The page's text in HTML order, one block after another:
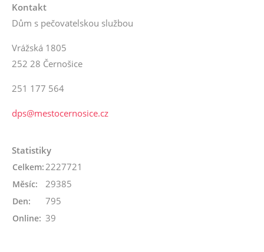
Kontakt
Dům s pečovatelskou službou
Vrážská 1805
252 28 Černošice
251 177 564
dps@mestocernosice.cz
Statistiky
Online: 39
Celkem: 2227721
Měsíc: 29385
Den: 795